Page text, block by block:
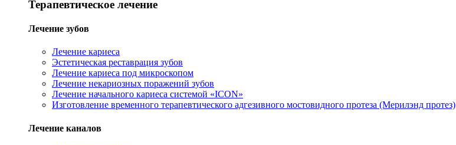
Терапевтическое лечение
Лечение зубов
Лечение кариеса
Эстетическая реставрация зубов
Лечение кариеса под микроскопом
Лечение некариозных поражений зубов
Лечение начального кариеса системой «ICON»
Изготовление временного терапевтического адгезивного мостовидного протеза (Мерилэнд протез)
Лечение каналов